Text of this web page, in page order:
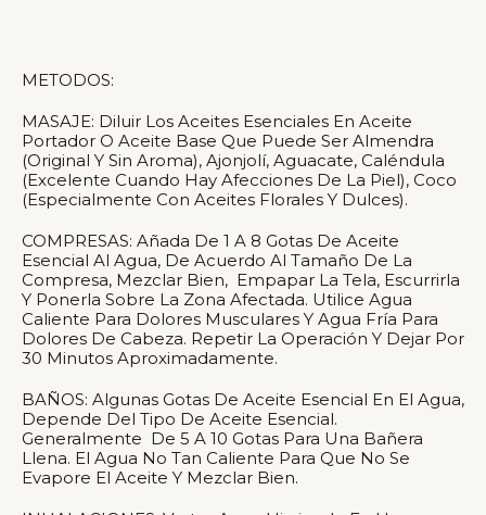
METODOS:
MASAJE: Diluir Los Aceites Esenciales En Aceite
Portador O Aceite Base Que Puede Ser Almendra
(original Y Sin Aroma), Ajonjolí, Aguacate, Caléndula
(excelente Cuando Hay Afecciones De La Piel), Coco
(especialmente Con Aceites Florales Y Dulces).
COMPRESAS: Añada De 1 A 8 Gotas De Aceite
Esencial Al Agua, De Acuerdo Al Tamaño De La
Compresa, Mezclar Bien, Empapar La Tela, Escurrirla
Y Ponerla Sobre La Zona Afectada. Utilice Agua
Caliente Para Dolores Musculares Y Agua Fría Para
Dolores De Cabeza. Repetir La Operación Y Dejar Por
30 Minutos Aproximadamente.
BAÑOS: Algunas Gotas De Aceite Esencial En El Agua,
Depende Del Tipo De Aceite Esencial.
Generalmente De 5 A 10 Gotas Para Una Bañera
Llena. El Agua No Tan Caliente Para Que No Se
Evapore El Aceite Y Mezclar Bien.